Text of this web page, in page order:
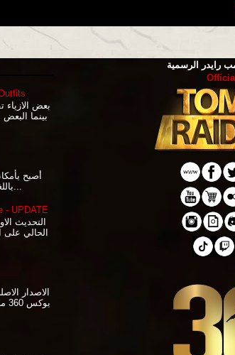
بعض الازياء
بينما
أصبح
- UPDATE
رايدر الرسمية
Official